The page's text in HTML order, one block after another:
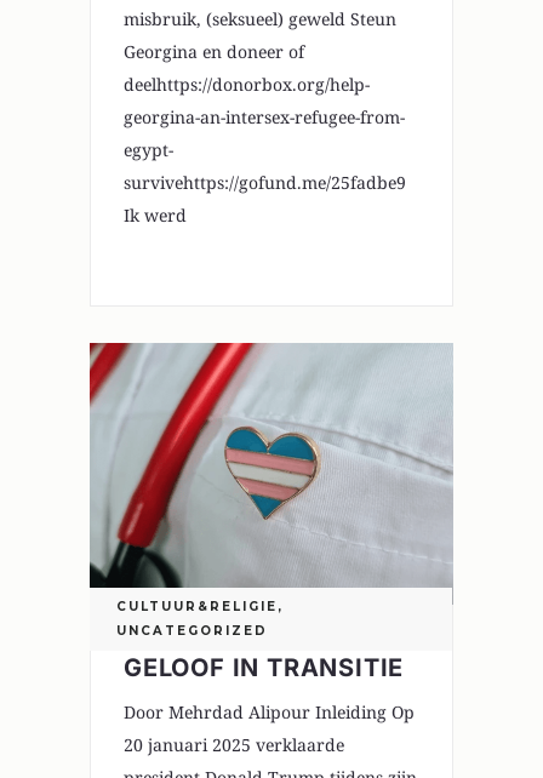
misbruik, (seksueel) geweld Steun
Georgina en doneer of
deelhttps://donorbox.org/help-
georgina-an-intersex-refugee-from-
egypt-
survivehttps://gofund.me/25fadbe9
Ik werd
CULTUUR&RELIGIE ,
UNCATEGORIZED
GELOOF IN TRANSITIE
Door Mehrdad Alipour Inleiding Op
20 januari 2025 verklaarde